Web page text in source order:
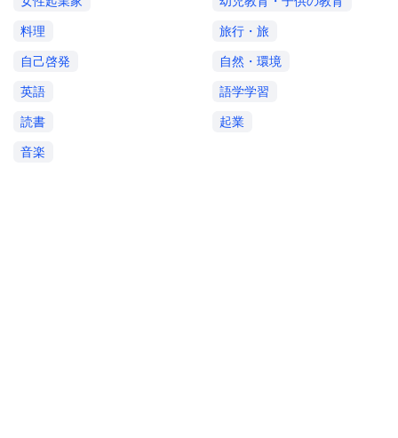
料理
旅行・旅
自己啓発
自然・環境
英語
語学学習
読書
起業
音楽